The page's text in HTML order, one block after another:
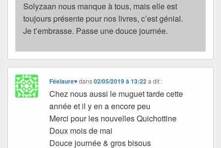
Solyzaan nous manque à tous, mais elle est
toujours présente pour nos livres, c’est génial.
Je t’embrasse. Passe une douce journée.
Féelaure♥dans02/05/2019 à 13:22 a dit :
Chez nous aussi le muguet tarde cette
année et il y en a encore peu
Merci pour les nouvelles Quichottine
Doux mois de mai
Douce journée & gros bisous